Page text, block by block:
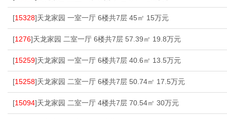
[15328]天龙家园 一室一厅 6楼共7层 45㎡ 15万元
[1276]天龙家园 二室一厅 6楼共7层 57.39㎡ 19.8万元
[15259]天龙家园 一室一厅 6楼共7层 40.6㎡ 13.5万元
[15258]天龙家园 二室一厅 6楼共7层 50.74㎡ 17.5万元
[15094]天龙家园 二室一厅 4楼共7层 70.54㎡ 30万元